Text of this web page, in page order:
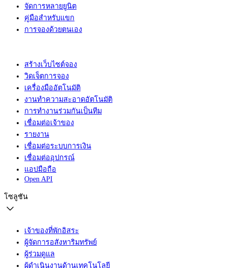
จัดการหลายยูนิต
คู่มือสำหรับแขก
การจองด้วยตนเอง
สร้างเว็บไซต์จอง
วิดเจ็ตการจอง
เครื่องมืออัตโนมัติ
งานทำความสะอาดอัตโนมัติ
การทำงานร่วมกันเป็นทีม
เชื่อมต่อเจ้าของ
รายงาน
เชื่อมต่อระบบการเงิน
เชื่อมต่ออุปกรณ์
แอปมือถือ
Open API
โซลูชัน
เจ้าของที่พักอิสระ
ผู้จัดการอสังหาริมทรัพย์
ผู้ร่วมดูแล
ผู้ดำเนินงานด้านเทคโนโลยี